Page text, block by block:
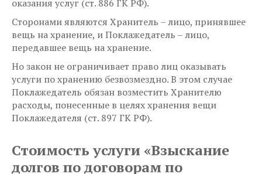
оказания услуг (ст. 886 ГК РФ).
Сторонами являются Хранитель – лицо, принявшее
вещь на хранение, и Поклажедатель – лицо,
передавшее вещь на хранение.
Но закон не ограничивает право лиц оказывать
услуги по хранению безвозмездно. В этом случае
Поклажедатель обязан возместить Хранителю
расходы, понесенные в целях хранения вещи
Поклажедателя (ст. 897 ГК РФ).
Стоимость услуги «Взыскание
долгов по договорам по